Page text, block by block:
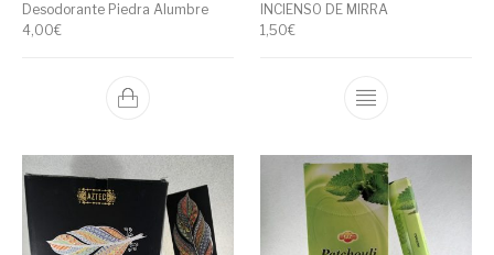
Desodorante Piedra Alumbre
4,00€
INCIENSO DE MIRRA
1,50€